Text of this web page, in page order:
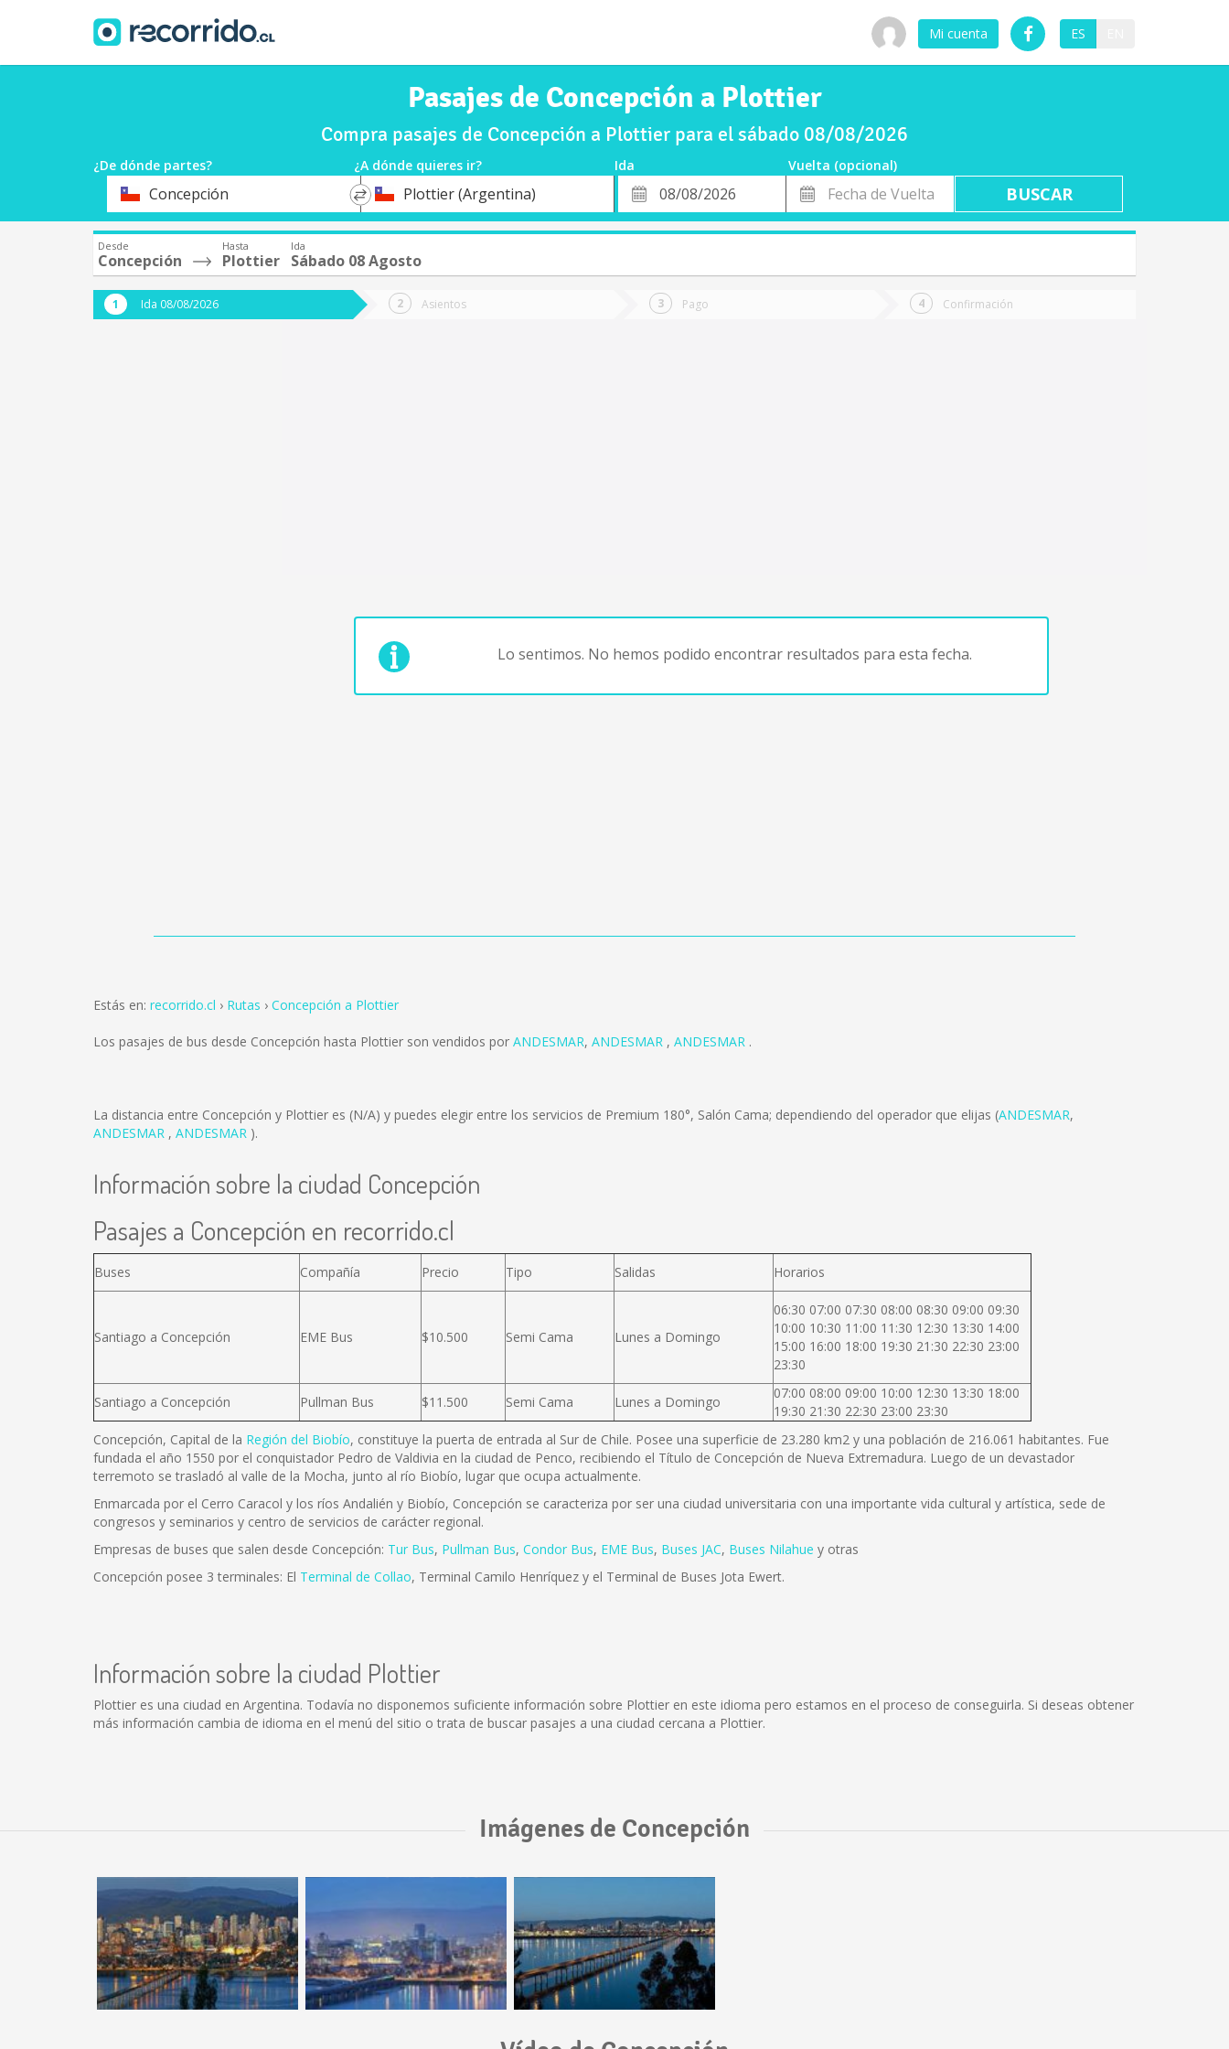
Mi cuenta ES
Pasajes de Concepción a Plottier
Compra pasajes de Concepción a Plottier para el sábado 08/08/2026
¿De dónde partes? ¿A dónde quieres ir? Ida
Vuelta (opcional)
OrigenConcepción
*
DestinoPlottier (Argentina)
Fecha
de
Fecha
de
Vuelta
Desde
Concepción
Hasta
Plottier
Ida
Sábado 08 Agosto
Ida 08/08/2026 Asientos Pago Confirmación
Lo sentimos. No hemos podido encontrar resultados para esta fecha.
Estás en: recorrido.cl Rutas Concepción a Plottier
Los pasajes de bus desde Concepción hasta Plottier son vendidos por ANDESMAR, ANDESMAR , ANDESMAR .
La distancia entre Concepción y Plottier es (N/A) y puedes elegir entre los servicios de Premium 180°, Salón Cama; dependiendo del operador que elijas (ANDESMAR,
ANDESMAR , ANDESMAR ).
Información sobre la ciudad Concepción
Pasajes a Concepción en recorrido.cl
Buses Compañía Precio Tipo Salidas Horarios
Santiago a Concepción EME Bus $10.500 Semi Cama Lunes a Domingo
06:30 07:00 07:30 08:00 08:30 09:00 09:30
10:00 10:30 11:00 11:30 12:30 13:30 14:00
15:00 16:00 18:00 19:30 21:30 22:30 23:00
23:30
Santiago a Concepción Pullman Bus $11.500 Semi Cama Lunes a Domingo
07:00 08:00 09:00 10:00 12:30 13:30 18:00
19:30 21:30 22:30 23:00 23:30
Concepción, Capital de la Región del Biobío, constituye la puerta de entrada al Sur de Chile. Posee una superficie de 23.280 km2 y una población de 216.061 habitantes. Fue
fundada el año 1550 por el conquistador Pedro de Valdivia en la ciudad de Penco, recibiendo el Título de Concepción de Nueva Extremadura. Luego de un devastador
terremoto se trasladó al valle de la Mocha, junto al río Biobío, lugar que ocupa actualmente.
Enmarcada por el Cerro Caracol y los ríos Andalién y Biobío, Concepción se caracteriza por ser una ciudad universitaria con una importante vida cultural y artística, sede de
congresos y seminarios y centro de servicios de carácter regional.
Empresas de buses que salen desde Concepción: Tur Bus, Pullman Bus, Condor Bus, EME Bus, Buses JAC, Buses Nilahue y otras
Concepción posee 3 terminales: El Terminal de Collao, Terminal Camilo Henríquez y el Terminal de Buses Jota Ewert.
Información sobre la ciudad Plottier
Plottier es una ciudad en Argentina. Todavía no disponemos suficiente información sobre Plottier en este idioma pero estamos en el proceso de conseguirla. Si deseas obtener
más información cambia de idioma en el menú del sitio o trata de buscar pasajes a una ciudad cercana a Plottier.
Imágenes de Concepción